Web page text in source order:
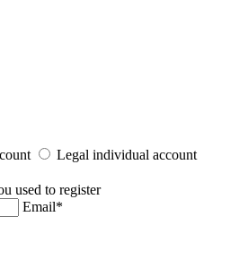
Legal individual account
used to register
Email*